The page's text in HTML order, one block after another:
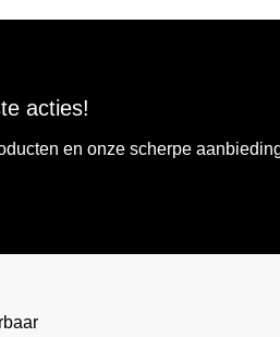
acties!
en onze scherpe